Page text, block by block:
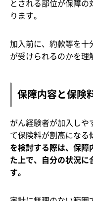
とされる部位が保障
ります。
加入前に、約款等を十
が受けられるのかを理
保障内容と保険
がん経験者が加入しや
て保険料が割高になる
を検討する際は、保障
た上で、自分の状況に
す。